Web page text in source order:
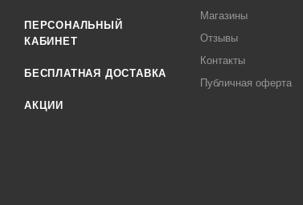
ПЕРСОНАЛЬНЫЙ
КАБИНЕТ
БЕСПЛАТНАЯ ДОСТАВКА
АКЦИИ
Магазины
Отзывы
Контакты
Публичная оферта